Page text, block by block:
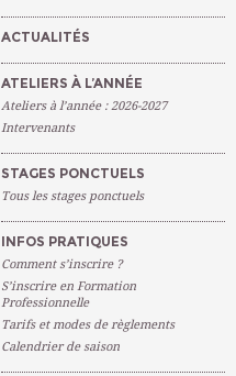
ACTUALITÉS
ATELIERS À L’ANNÉE
Ateliers à l’année : 2026-2027
Intervenants
STAGES PONCTUELS
Tous les stages ponctuels
INFOS PRATIQUES
Comment s’inscrire ?
S’inscrire en Formation
Professionnelle
Tarifs et modes de règlements
Calendrier de saison